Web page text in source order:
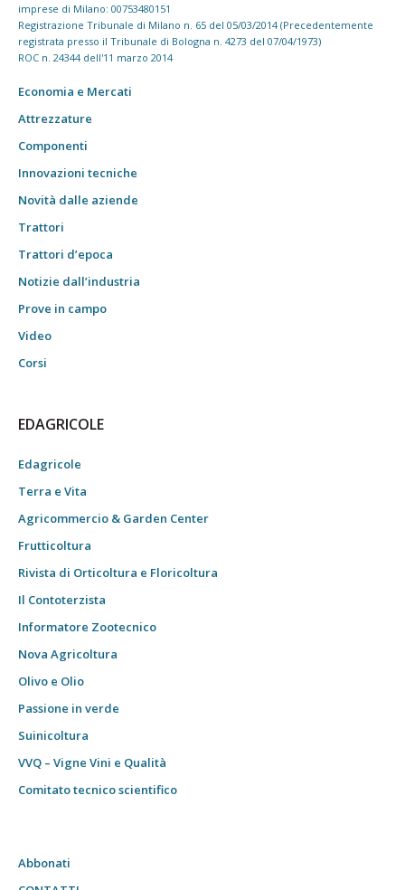
imprese di Milano: 00753480151
Registrazione Tribunale di Milano n. 65 del 05/03/2014 (Precedentemente
registrata presso il Tribunale di Bologna n. 4273 del 07/04/1973)
ROC n. 24344 dell'11 marzo 2014
Economia e Mercati
Attrezzature
Componenti
Innovazioni tecniche
Novità dalle aziende
Trattori
Trattori d’epoca
Notizie dall’industria
Prove in campo
Video
Corsi
EDAGRICOLE
Edagricole
Terra e Vita
Agricommercio & Garden Center
Frutticoltura
Rivista di Orticoltura e Floricoltura
Il Contoterzista
Informatore Zootecnico
Nova Agricoltura
Olivo e Olio
Passione in verde
Suinicoltura
VVQ – Vigne Vini e Qualità
Comitato tecnico scientifico
Abbonati